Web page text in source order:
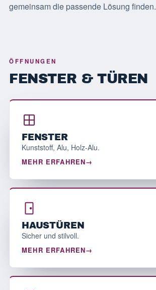
gemeinsam die passende Lösung finden.
ÖFFNUNGEN
FENSTER & TÜREN
FENSTER
Kunststoff, Alu, Holz-Alu.
MEHR ERFAHREN
HAUSTÜREN
Sicher und stilvoll.
MEHR ERFAHREN